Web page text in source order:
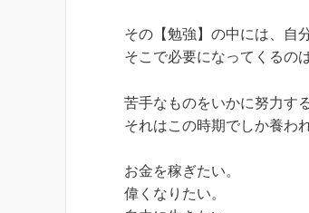
その【勉強】の中には、自
そこで必要になってくるの
苦手なものをいかに努力する
それはこの時期でしか養わ
お金を稼ぎたい。
偉くなりたい。